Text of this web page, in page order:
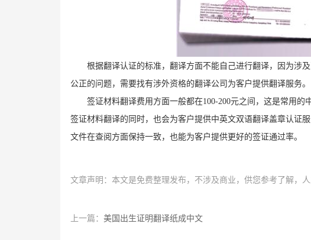
根据翻译认证的标准，翻译方面不能自己进行翻译，因为涉
公正的问题，需要找有涉外资格的翻译公司为客户提供翻译服务。
签证材料翻译费用方面一般都在100-200元之间，这是常用的
签证材料翻译的同时，也会为客户提供中英文双语翻译盖章认证
文件在查阅方面保持一致，也能为客户提供更好的签证通过率。
文章声明：本文是免费整理发布，不涉及商业，供您参考了解，人
上一篇： 美国出生证明翻译纸成中文